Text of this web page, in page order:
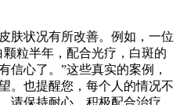
肤状况有所改善。例如，一位
粒半年，配合光疗，白斑的
信心了。”这些真实的案例，
。也提醒您，每个人的情况不